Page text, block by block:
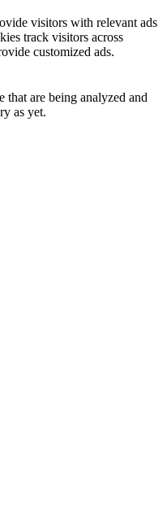
visitors with relevant ads
track visitors across
customized ads.
that are being analyzed and
as yet.